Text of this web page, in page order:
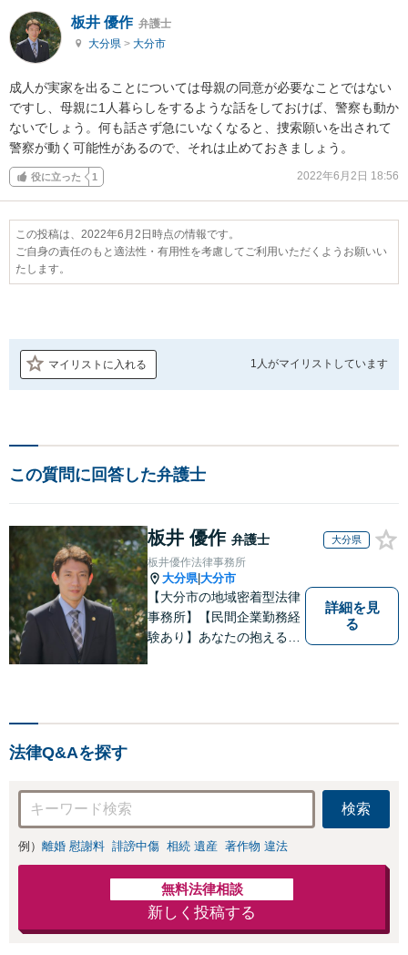
板井 優作 弁護士
大分県 > 大分市
成人が実家を出ることについては母親の同意が必要なことではない
ですし、母親に1人暮らしをするような話をしておけば、警察も動か
ないでしょう。何も話さず急にいなくなると、捜索願いを出されて
警察が動く可能性があるので、それは止めておきましょう。
役に立った 1 2022年6月2日 18:56
この投稿は、2022年6月2日時点の情報です。
ご自身の責任のもと適法性・有用性を考慮してご利用いただくようお願いい
たします。
マイリストに入れる 1人がマイリストしています
この質問に回答した弁護士
板井 優作 弁護士 大分県
板井優作法律事務所
大分県|大分市
【大分市の地域密着型法律
事務所】【民間企業勤務経
験あり】あなたの抱える問
詳細を見
る
法律Q&Aを探す
検索
例） 離婚 慰謝料 誹謗中傷 相続 遺産 著作物 違法
無料法律相談
新しく投稿する